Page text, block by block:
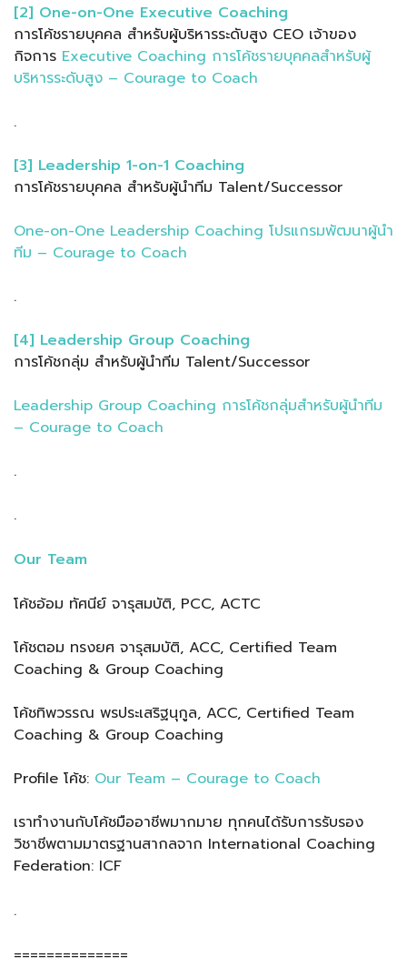
[2] One-on-One Executive Coaching
การโค้ชรายบุคคล สำหรับผู้บริหารระดับสูง CEO เจ้าของ
กิจการ Executive Coaching การโค้ชรายบุคคลสำหรับผู้
บริหารระดับสูง – Courage to Coach
.
[3] Leadership 1-on-1 Coaching
การโค้ชรายบุคคล สำหรับผู้นำทีม Talent/Successor
One-on-One Leadership Coaching โปรแกรมพัฒนาผู้นำ
ทีม – Courage to Coach
.
[4] Leadership Group Coaching
การโค้ชกลุ่ม สำหรับผู้นำทีม Talent/Successor
Leadership Group Coaching การโค้ชกลุ่มสำหรับผู้นำทีม
– Courage to Coach
.
.
Our Team
โค้ชอ้อม ทัศนีย์ จารุสมบัติ, PCC, ACTC
โค้ชตอม ทรงยศ จารุสมบัติ, ACC, Certified Team
Coaching & Group Coaching
โค้ชทิพวรรณ พรประเสริฐนุกูล, ACC, Certified Team
Coaching & Group Coaching
Profile โค้ช: Our Team – Courage to Coach
เราทำงานกับโค้ชมืออาชีพมากมาย ทุกคนได้รับการรับรอง
วิชาชีพตามมาตรฐานสากลจาก International Coaching
Federation: ICF
.
==============